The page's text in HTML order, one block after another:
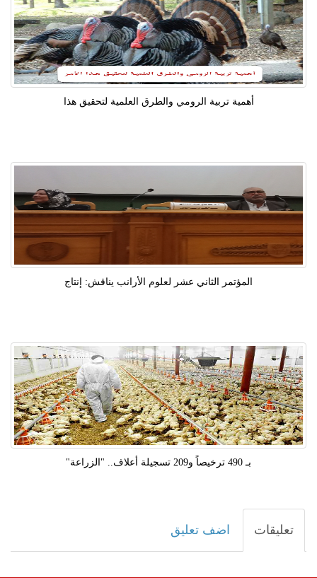
أهمية تربية الرومي والطرق العلمية لتحقيق هذا
المؤتمر الثاني عشر لعلوم الأرانب يناقش: إنتاج
بـ 490 ترخيصاً و209 تسجيلة أعلاف.. "الزراعة"
تعليقات اضف تعليق